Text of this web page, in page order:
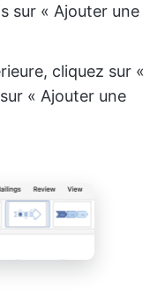
sur « Ajouter une
cliquez sur «
« Ajouter une